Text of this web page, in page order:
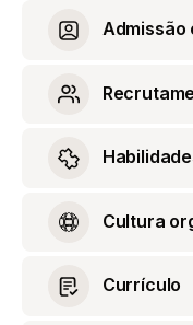
Admissão
Cultura
Currículo